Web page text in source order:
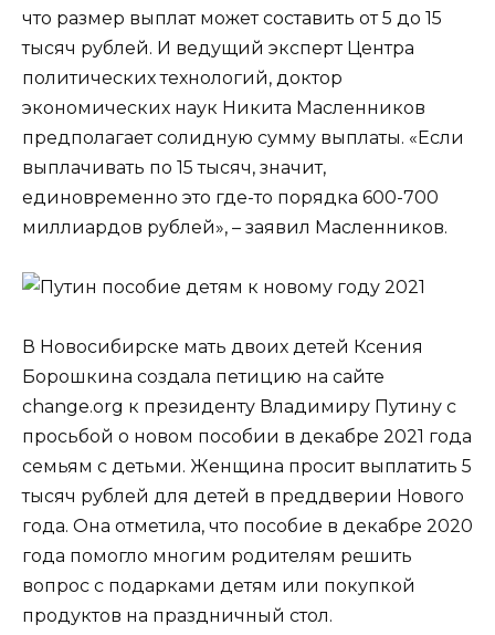
что размер выплат может составить от 5 до 15
тысяч рублей. И ведущий эксперт Центра
политических технологий, доктор
экономических наук Никита Масленников
предполагает солидную сумму выплаты. «Если
выплачивать по 15 тысяч, значит,
единовременно это где-то порядка 600-700
миллиардов рублей», – заявил Масленников.
В Новосибирске мать двоих детей Ксения
Борошкина создала петицию на сайте
change.org к президенту Владимиру Путину с
просьбой о новом пособии в декабре 2021 года
семьям с детьми. Женщина просит выплатить 5
тысяч рублей для детей в преддверии Нового
года. Она отметила, что пособие в декабре 2020
года помогло многим родителям решить
вопрос с подарками детям или покупкой
продуктов на праздничный стол.